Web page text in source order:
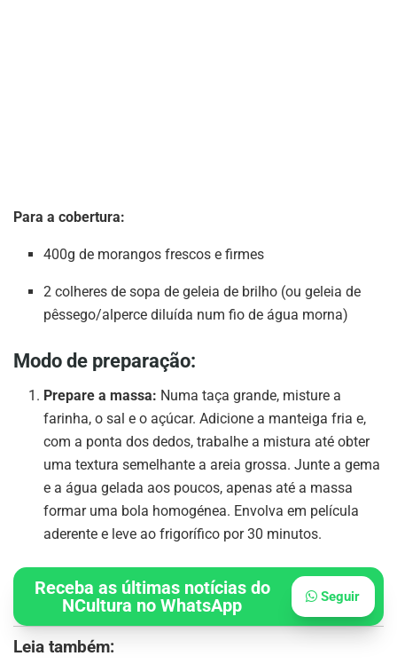
Para a cobertura:
400g de morangos frescos e firmes
2 colheres de sopa de geleia de brilho (ou geleia de
pêssego/alperce diluída num fio de água morna)
Modo de preparação:
Prepare a massa: Numa taça grande, misture a
farinha, o sal e o açúcar. Adicione a manteiga fria e,
com a ponta dos dedos, trabalhe a mistura até obter
uma textura semelhante a areia grossa. Junte a gema
e a água gelada aos poucos, apenas até a massa
formar uma bola homogénea. Envolva em película
aderente e leve ao frigorífico por 30 minutos.
Receba as últimas notícias do
NCultura no WhatsApp
Seguir
Leia também: